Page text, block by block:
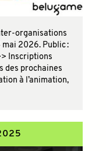
organisations
mai 2026. Public :
Inscriptions
des prochaines
à l’animation,